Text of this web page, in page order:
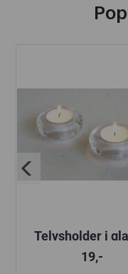
Telysholder i
6x2,5 cm
19,-